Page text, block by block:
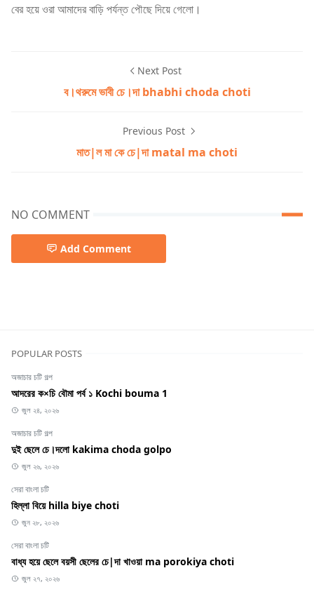
বের হয়ে ওরা আমাদের বাড়ি পর্যন্ত পৌছে দিয়ে গেলো।
Next Post
ব।থরুমে ভাবী চে।দা bhabhi choda choti
Previous Post
মাত|ল মা কে চে|দা matal ma choti
NO COMMENT
Add Comment
POPULAR POSTS
অজাচার চটি গল্প
আদরের ক×চি বৌমা পর্ব ১ Kochi bouma 1
জুল ২৪, ২০২৬
অজাচার চটি গল্প
দুই ছেলে চে।দলো kakima choda golpo
জুল ২৬, ২০২৬
সেরা বাংলা চটি
হিল্লা বিয়ে hilla biye choti
জুন ২৮, ২০২৬
সেরা বাংলা চটি
বাধ্য হয়ে ছেলে বয়সী ছেলের চে|দা খাওয়া ma porokiya choti
জুল ২৭, ২০২৬